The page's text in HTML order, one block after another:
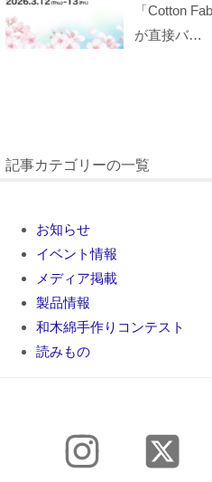
「Cotton
が直接バ…
記事カテゴリーの一覧
お知らせ
イベント情報
メディア掲載
製品情報
和木綿手作りコンテスト
読みもの